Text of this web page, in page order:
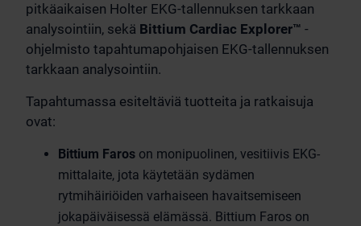
pitkäaikaisen Holter EKG-tallennuksen tarkkaan
analysointiin, sekä Bittium Cardiac Explorer™ -
ohjelmisto tapahtumapohjaisen EKG-tallennuksen
tarkkaan analysointiin.
Tapahtumassa esiteltäviä tuotteita ja ratkaisuja
ovat:
Bittium Faros on monipuolinen, vesitiivis EKG-
mittalaite, jota käytetään sydämen
rytmihäiriöiden varhaiseen havaitsemiseen
jokapäiväisessä elämässä. Bittium Faros on